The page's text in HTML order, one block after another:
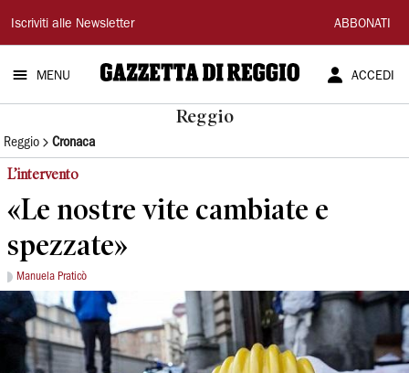
Gazzetta
di
Reggio
Iscriviti alle Newsletter ABBONATI
MENU ACCEDI
Reggio
Reggio Cronaca
L’intervento
«Le nostre vite cambiate e
spezzate»
Manuela Praticò